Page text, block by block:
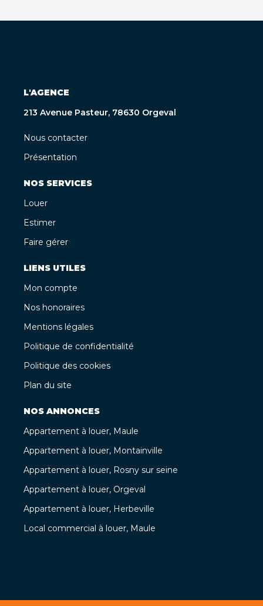
L'AGENCE
213 Avenue Pasteur, 78630 Orgeval
Nous contacter
Présentation
NOS SERVICES
Louer
Estimer
Faire gérer
LIENS UTILES
Mon compte
Nos honoraires
Mentions légales
Politique de confidentialité
Politique des cookies
Plan du site
NOS ANNONCES
Appartement à louer, Maule
Appartement à louer, Montainville
Appartement à louer, Rosny sur seine
Appartement à louer, Orgeval
Appartement à louer, Herbeville
Local commercial à louer, Maule